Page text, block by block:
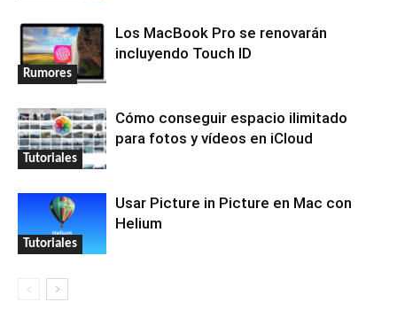
Rumores
Los MacBook Pro se renovarán
incluyendo Touch ID
Tutoriales
Cómo conseguir espacio ilimitado
para fotos y vídeos en iCloud
Tutoriales
Usar Picture in Picture en Mac con
Helium